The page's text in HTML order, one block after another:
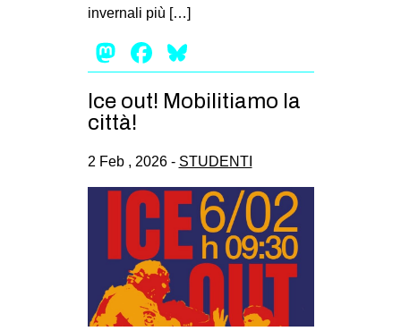
invernali più […]
Mastodon
Facebook
Ice out! Mobilitiamo la
città!
2 Feb , 2026 - STUDENTI